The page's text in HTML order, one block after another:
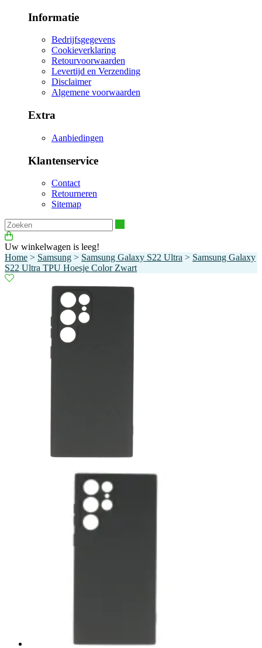
Informatie
Bedrijfsgegevens
Cookieverklaring
Retourvoorwaarden
Levertijd en Verzending
Disclaimer
Algemene voorwaarden
Extra
Aanbiedingen
Klantenservice
Contact
Retourneren
Sitemap
Uw winkelwagen is leeg!
Home > Samsung > Samsung Galaxy S22 Ultra > Samsung Galaxy
S22 Ultra TPU Hoesje Color Zwart